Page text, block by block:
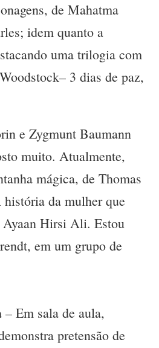
de Mahatma
idem quanto a
uma trilogia com
3 dias de paz,
e Zygmunt Baumann
muito. Atualmente,
mágica, de Thomas
da mulher que
Ayaan Hirsi Ali. Estou
em um grupo de
– Em sala de aula,
pretensão de